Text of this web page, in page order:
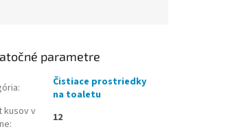
parametre
:
Čistiace prostriedky
na toaletu
kusov v
: 12